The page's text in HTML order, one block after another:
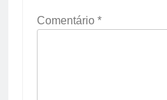
Comentário *